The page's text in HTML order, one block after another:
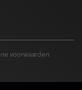
voorwaarden